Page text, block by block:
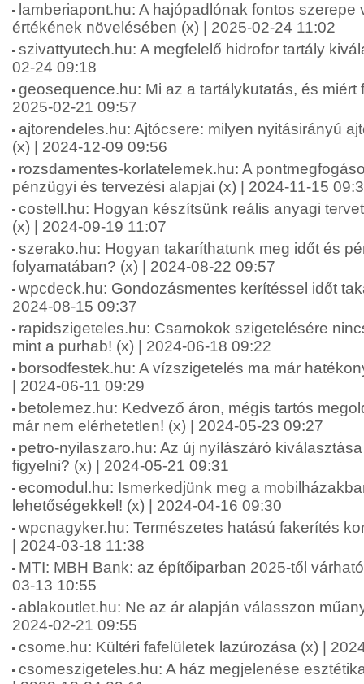
lamberiapont.hu: A hajópadlónak fontos szerepe
értékének növelésében (x) | 2025-02-24 11:02
szivattyutech.hu: A megfelelő hidrofor tartály
02-24 09:18
geosequence.hu: Mi az a tartálykutatás, és miért
2025-02-21 09:57
ajtorendeles.hu: Ajtócsere: milyen nyitásirányú
(x) | 2024-12-09 09:56
rozsdamentes-korlatelemek.hu: A
pénzügyi és tervezési alapjai (x) | 2024-11-15
costell.hu: Hogyan készítsünk reális anyagi
(x) | 2024-09-19 11:07
szerako.hu: Hogyan takaríthatunk meg időt és
folyamatában? (x) | 2024-08-22 09:57
wpcdeck.hu: Gondozásmentes kerítéssel időt
2024-08-15 09:37
rapidszigeteles.hu: Csarnokok szigetelésére
mint a purhab! (x) | 2024-06-18 09:22
borsodfestek.hu: A vízszigetelés ma már
| 2024-06-11 09:29
betolemez.hu: Kedvező áron, mégis tartós
már nem elérhetetlen! (x) | 2024-05-23 09:27
petro-nyilaszaro.hu: Az új nyílászáró
figyelni? (x) | 2024-05-21 09:31
ecomodul.hu: Ismerkedjünk meg a
lehetőségekkel! (x) | 2024-04-16 09:30
wpcnagyker.hu: Természetes hatású fakerítés
| 2024-03-18 11:38
MTI: MBH Bank: az építőiparban 2025-től
03-13 10:55
ablakoutlet.hu: Ne az ár alapján válasszon
2024-02-21 09:55
csome.hu: Kültéri fafelületek lazúrozása (x) |
csomeszigeteles.hu: A ház megjelenése